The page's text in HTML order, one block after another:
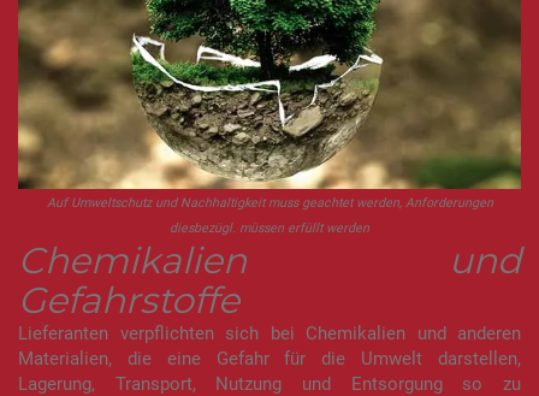
Auf Umweltschutz und Nachhaltigkeit muss geachtet werden, Anforderungen
diesbezügl. müssen erfüllt werden
Chemikalien und
Gefahrstoffe
Lieferanten verpflichten sich bei Chemikalien und anderen
Materialien, die eine Gefahr für die Umwelt darstellen,
Lagerung, Transport, Nutzung und Entsorgung so zu